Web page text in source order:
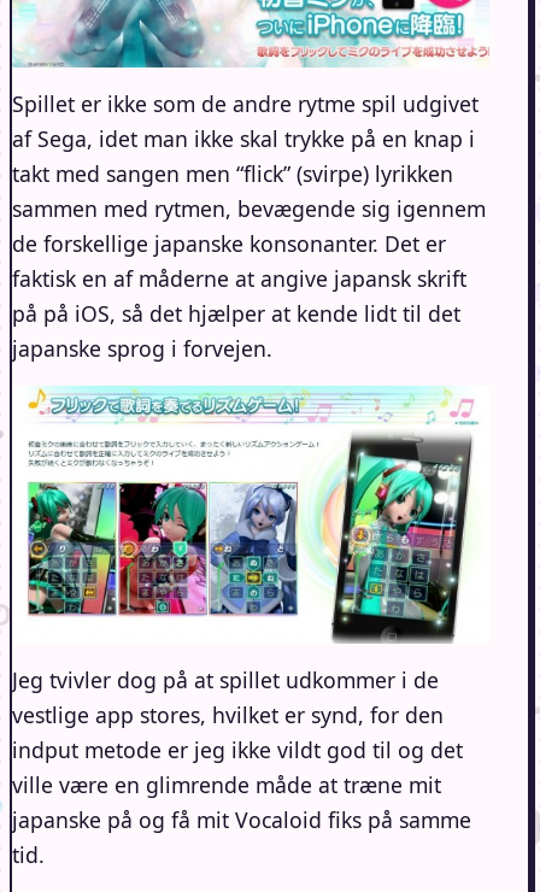
Spillet er ikke som de andre rytme spil udgivet
af Sega, idet man ikke skal trykke på en knap i
takt med sangen men “flick” (svirpe) lyrikken
sammen med rytmen, bevægende sig igennem
de forskellige japanske konsonanter. Det er
faktisk en af måderne at angive japansk skrift
på på iOS, så det hjælper at kende lidt til det
japanske sprog i forvejen.
Jeg tvivler dog på at spillet udkommer i de
vestlige app stores, hvilket er synd, for den
indput metode er jeg ikke vildt god til og det
ville være en glimrende måde at træne mit
japanske på og få mit Vocaloid fiks på samme
tid.